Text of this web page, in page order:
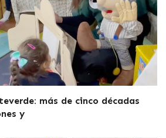
más de cinco décadas
y